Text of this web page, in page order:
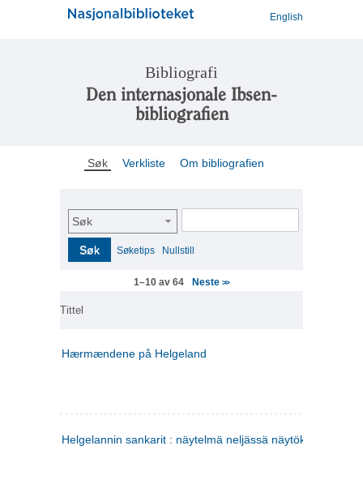
English
Bibliografi
Den internasjonale Ibsen-
bibliografien
Søk Verkliste Om bibliografien
Søk
Søk Søketips Nullstill
1–10 av 64 Neste>>
Tittel
Hærmændene på Helgeland
Helgelannin sankarit : näytelmä neljässä näytöksessä